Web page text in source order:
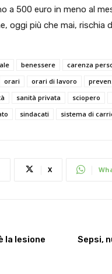
a 500 euro in meno al
oggi più che mai, rischia
benessere carenza
orari orari di lavoro
sanità privata sciopero
sindacati sistema di
X
la lesione
Sepsi,